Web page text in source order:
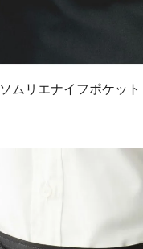
ソムリエナイフポケット